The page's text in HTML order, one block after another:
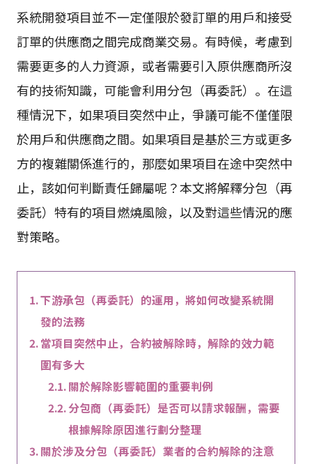
系統開發項目並不一定僅限於發訂單的用戶和接受
訂單的供應商之間完成商業交易。有時候，考慮到
需要更多的人力資源，或者需要引入原供應商所沒
有的技術知識，可能會利用分包（再委託）。在這
種情況下，如果項目突然中止，爭議可能不僅僅限
於用戶和供應商之間。如果項目是基於三方或更多
方的複雜關係進行的，那麼如果項目在途中突然中
止，該如何判斷責任歸屬呢？本文將解釋分包（再
委託）特有的項目燃燒風險，以及對這些情況的應
對策略。
下游承包（再委託）的運用，將如何改變系統開
發的法務
當項目突然中止，合約被解除時，解除的效力範
圍有多大
關於解除影響範圍的重要判例
分包商（再委託）是否可以請求報酬，需要
根據解除原因進行劃分整理
關於涉及分包（再委託）業者的合約解除的注意